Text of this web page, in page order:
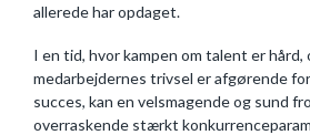
allerede har opdaget.
I en tid, hvor kampen om talent er hård,
medarbejdernes trivsel er afgørende
succes, kan en velsmagende og sund
overraskende stærkt